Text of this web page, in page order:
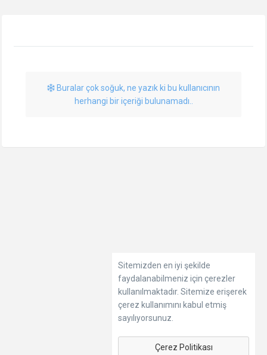
Buralar çok soğuk, ne yazık ki bu kullanıcının
herhangi bir içeriği bulunamadı..
Sitemizden en iyi şekilde
faydalanabilmeniz için çerezler
kullanılmaktadır. Sitemize erişerek
çerez kullanımını kabul etmiş
sayılıyorsunuz.
Çerez Politikası